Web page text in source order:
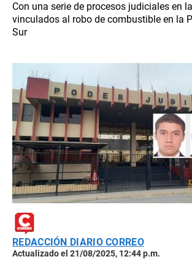
Con una serie de procesos judiciales en
vinculados al robo de combustible en la
Sur
REDACCIÓN DIARIO CORREO
Actualizado el 21/08/2025, 12:44 p.m.